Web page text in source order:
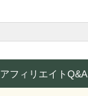
アフィリエイトQ&A